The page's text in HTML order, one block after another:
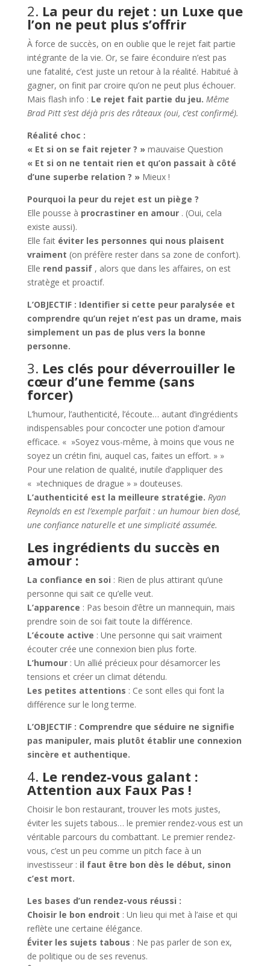
2. La peur du rejet : un Luxe que
l’on ne peut plus s’offrir
À force de succès, on en oublie que le rejet fait partie
intégrante de la vie. Or, se faire éconduire n’est pas
une fatalité, c’est juste un retour à la réalité. Habitué à
gagner, on finit par croire qu’on ne peut plus échouer.
Mais flash info : Le rejet fait partie du jeu. Même
Brad Pitt s’est déjà pris des râteaux (oui, c’est confirmé).
Réalité choc :
« Et si on se fait rejeter ? »mauvaise Question
« Et si on ne tentait rien et qu’on passait à côté
d’une superbe relation ? »Mieux !
Pourquoi la peur du rejet est un piège ?
Elle pousse à procrastiner en amour. (Oui, cela
existe aussi).
Elle fait éviter les personnes qui nous plaisent
vraiment (on préfère rester dans sa zone de confort).
Elle rend passif, alors que dans les affaires, on est
stratège et proactif.
L’OBJECTIF : Identifier si cette peur paralysée et
comprendre qu’un rejet n’est pas un drame, mais
simplement un pas de plus vers la bonne
personne.
3. Les clés pour déverrouiller le
cœur d’une femme (sans
forcer)
L’humour, l’authenticité, l’écoute… autant d’ingrédients
indispensables pour concocter une potion d’amour
efficace. « »Soyez vous-même, à moins que vous ne
soyez un crétin fini, auquel cas, faites un effort. » »
Pour une relation de qualité, inutile d’appliquer des
« »techniques de drague » » douteuses.
L’authenticité est la meilleure stratégie. Ryan
Reynolds en est l’exemple parfait : un humour bien dosé,
une confiance naturelle et une simplicité assumée.
Les ingrédients du succès en
amour :
La confiance en soi : Rien de plus attirant qu’une
personne qui sait ce qu’elle veut.
L’apparence : Pas besoin d’être un mannequin, mais
prendre soin de soi fait toute la différence.
L’écoute active : Une personne qui sait vraiment
écouter crée une connexion bien plus forte.
L’humour: Un allié précieux pour désamorcer les
tensions et créer un climat détendu.
Les petites attentions : Ce sont elles qui font la
différence sur le long terme.
L’OBJECTIF : Comprendre que séduire ne signifie
pas manipuler, mais plutôt établir une connexion
sincère et authentique.
4. Le rendez-vous galant :
Attention aux Faux Pas !
Choisir le bon restaurant, trouver les mots justes,
éviter les sujets tabous… le premier rendez-vous est un
véritable parcours du combattant. Le premier rendez-
vous, c’est un peu comme un pitch face à un
investisseur : il faut être bon dès le début, sinon
c’est mort.
Les bases d’un rendez-vous réussi :
Choisir le bon endroit : Un lieu qui met à l’aise et qui
reflète une certaine élégance.
Éviter les sujets tabous : Ne pas parler de son ex,
de politique ou de ses revenus.